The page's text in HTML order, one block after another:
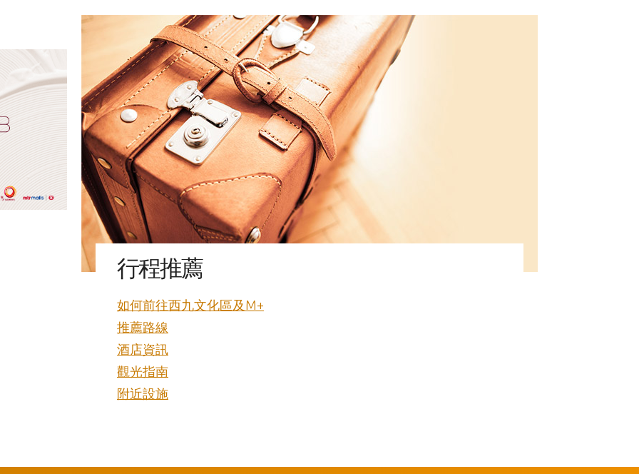
行程推薦
如何前往西九文化區及M+
推薦路線
酒店資訊
觀光指南
附近設施